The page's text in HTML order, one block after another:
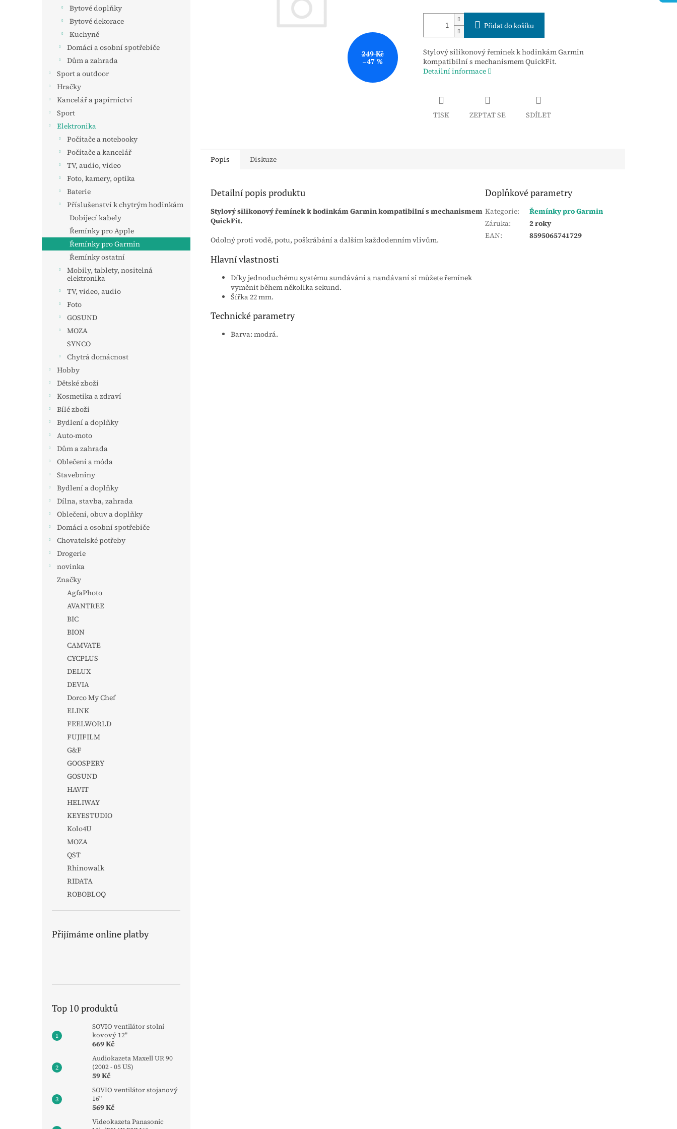
Bytové doplňky
Bytové dekorace
Kuchyně
Domácí a osobní spotřebiče
Dům a zahrada
Sport a outdoor
Hračky
Kancelář a papírnictví
Sport
Elektronika
Počítače a notebooky
Počítače a kancelář
TV, audio, video
Foto, kamery, optika
Baterie
Příslušenství k chytrým hodinkám
Dobíjecí kabely
Řemínky pro Apple
Řemínky pro Garmin
Řemínky ostatní
Mobily, tablety, nositelná
elektronika
TV, video, audio
Foto
GOSUND
MOZA
SYNCO
Chytrá domácnost
Hobby
Dětské zboží
Kosmetika a zdraví
Bílé zboží
Bydlení a doplňky
Auto-moto
Dům a zahrada
Oblečení a móda
Stavebniny
Bydlení a doplňky
Dílna, stavba, zahrada
Oblečení, obuv a doplňky
Domácí a osobní spotřebiče
Chovatelské potřeby
Drogerie
novinka
Značky
AgfaPhoto
AVANTREE
BIC
BION
CAMVATE
CYCPLUS
DELUX
DEVIA
Dorco My Chef
ELINK
FEELWORLD
FUJIFILM
G&F
GOOSPERY
GOSUND
HAVIT
HELIWAY
KEYESTUDIO
Kolo4U
MOZA
QST
Rhinowalk
RIDATA
ROBOBLOQ
Přijímáme online platby
Top 10 produktů
SOVIO ventilátor stolní
kovový 12"
669 Kč
Audiokazeta Maxell UR 90
(2002 - 05 US)
59 Kč
SOVIO ventilátor stojanový
16"
569 Kč
Videokazeta Panasonic
249 Kč
–47 %
Přidat do košíku
Stylový silikonový řemínek k hodinkám Garmin
kompatibilní s mechanismem QuickFit.
Detailní informace
TISK ZEPTAT SE SDÍLET
Popis Diskuze
Detailní popis produktu
Stylový silikonový řemínek k hodinkám Garmin kompatibilní s mechanismem
QuickFit.
Odolný proti vodě, potu, poškrábání a dalším každodenním vlivům.
Hlavní vlastnosti
Díky jednoduchému systému sundávání a nandávaní si můžete řemínek
vyměnit během několika sekund.
Šířka 22 mm.
Technické parametry
Barva: modrá.
Doplňkové parametry
Kategorie:
Řemínky pro Garmin
Záruka:
2 roky
EAN: 8595065741729